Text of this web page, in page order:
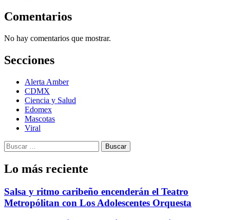
Comentarios
No hay comentarios que mostrar.
Secciones
Alerta Amber
CDMX
Ciencia y Salud
Edomex
Mascotas
Viral
Buscar:
Lo más reciente
Salsa y ritmo caribeño encenderán el Teatro
Metropólitan con Los Adolescentes Orquesta